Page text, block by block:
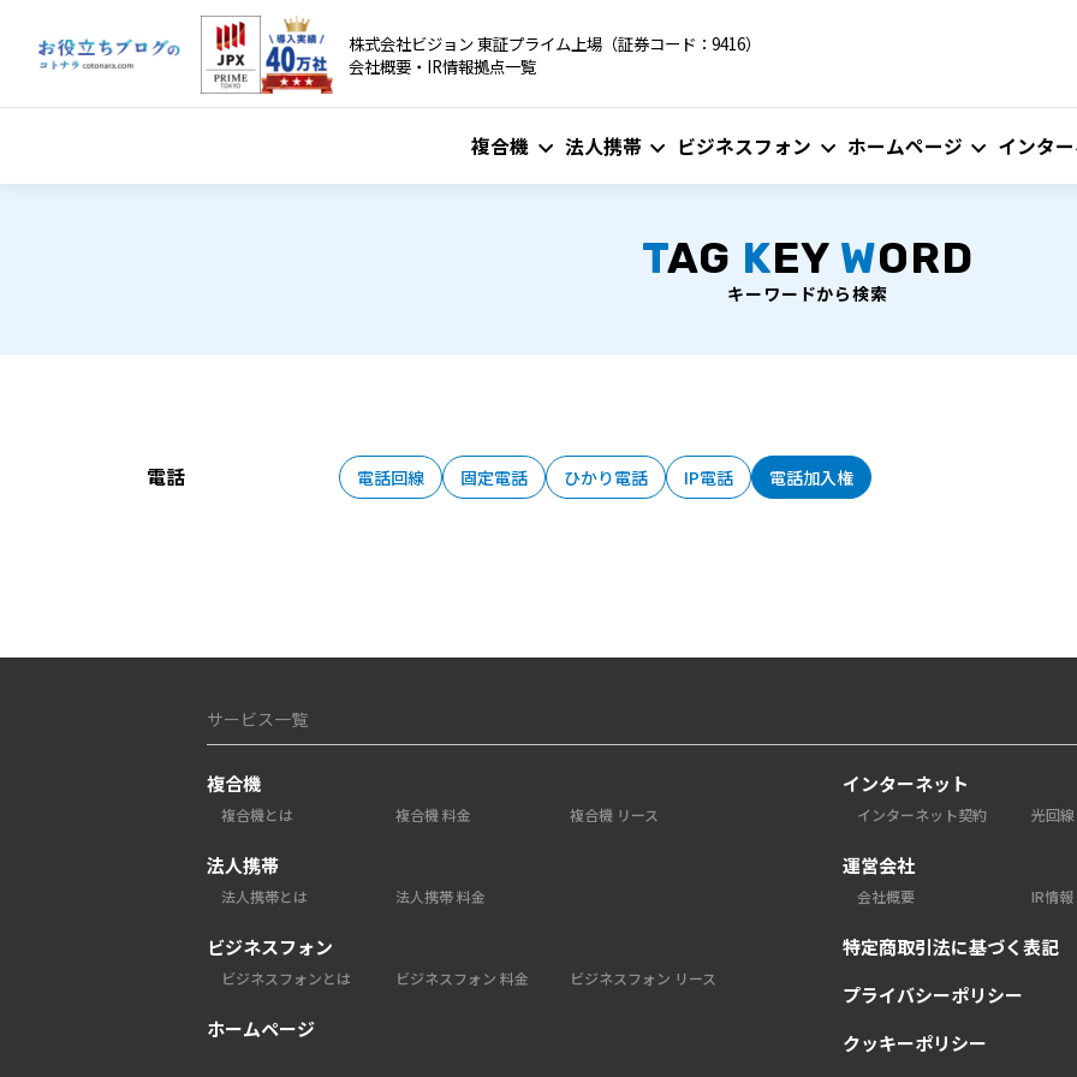
株式会社ビジョン 東証プライム上場（証券コード：9416）
会社概要・IR情報拠点一覧
複合機 法人携帯 ビジネスフォン ホームページ インタ
TAG KEY WORD
キーワードから検索
電話 電話回線 固定電話 ひかり電話 IP電話 電話加入権
サービス一覧
複合機
複合機とは 複合機 料金 複合機 リース
法人携帯
法人携帯とは 法人携帯 料金
ビジネスフォン
ビジネスフォンとは ビジネスフォン 料金 ビジネスフォン リース
ホームページ
インターネット
インターネット契約 光回
運営会社
会社概要 IR情報
特定商取引法に基づく表記
プライバシーポリシー
クッキーポリシー